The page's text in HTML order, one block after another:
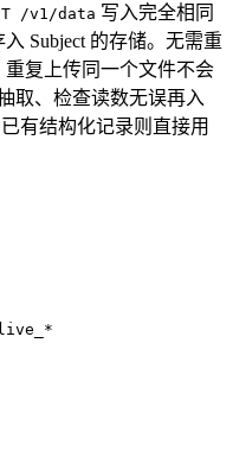
/v1/data 写入完全相同
Subject 的存储。无需重
重复上传同一个文件不会
取、检查读数无误再入
有结构化记录则直接用